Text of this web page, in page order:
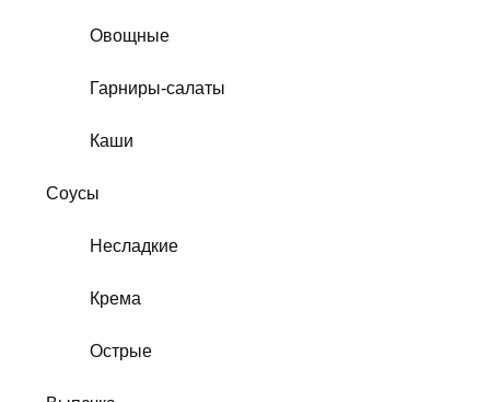
Овощные
Гарниры-салаты
Каши
Соусы
Несладкие
Крема
Острые